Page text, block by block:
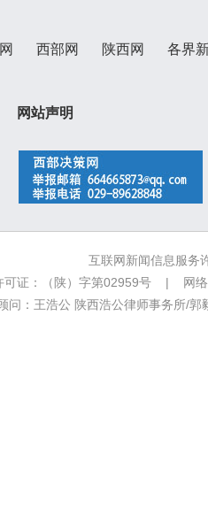
西部网 陕西网
各界
网站声明
互联网新闻信息服
可证：（陕）字第02959号 |
问：王浩公 陕西浩公律师事务